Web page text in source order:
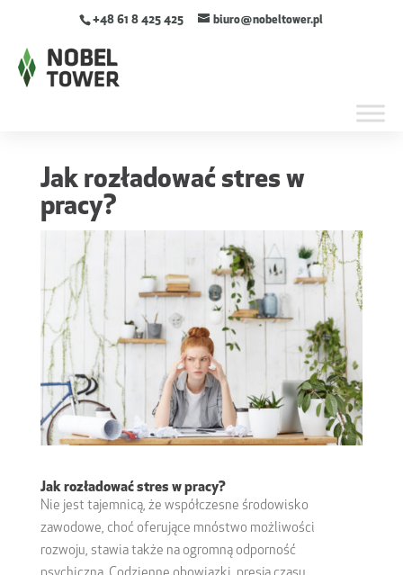
+48 61 8 425 425 biuro@nobeltower.pl
Jak rozładować stres w
pracy?
Jak rozładować stres w pracy?
Nie jest tajemnicą, że współczesne środowisko
zawodowe, choć oferujące mnóstwo możliwości
rozwoju, stawia także na ogromną odporność